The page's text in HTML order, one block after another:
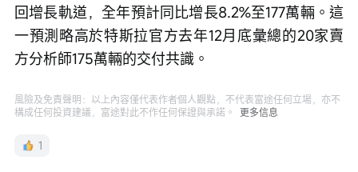
回增長軌道，全年預計同比增長8.2%至177萬輛。這
一預測略高於特斯拉官方去年12月底彙總的20家賣
方分析師175萬輛的交付共識。
風險及免責聲明：以上內容僅代表作者個人觀點，不代表富途任何立場，亦不
構成任何投資建議，富途對此不作任何保證與承諾。
更多信息
1